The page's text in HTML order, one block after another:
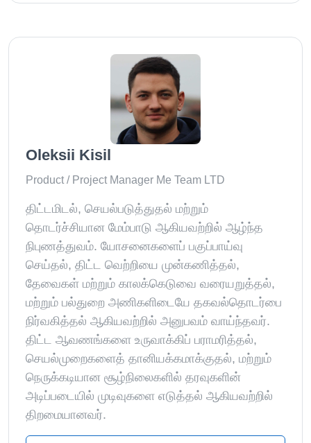
Oleksii Kisil
Product / Project Manager Me Team LTD
திட்டமிடல், செயல்படுத்துதல் மற்றும்
தொடர்ச்சியான மேம்பாடு ஆகியவற்றில் ஆழ்ந்த
நிபுணத்துவம். யோசனைகளைப் பகுப்பாய்வு
செய்தல், திட்ட வெற்றியை முன்கணித்தல்,
தேவைகள் மற்றும் காலக்கெடுவை வரையறுத்தல்,
மற்றும் பல்துறை அணிகளிடையே தகவல்தொடர்பை
நிர்வகித்தல் ஆகியவற்றில் அனுபவம் வாய்ந்தவர்.
திட்ட ஆவணங்களை உருவாக்கிப் பராமரித்தல்,
செயல்முறைகளைத் தானியக்கமாக்குதல், மற்றும்
நெருக்கடியான சூழ்நிலைகளில் தரவுகளின்
அடிப்படையில் முடிவுகளை எடுத்தல் ஆகியவற்றில்
திறமையானவர்.